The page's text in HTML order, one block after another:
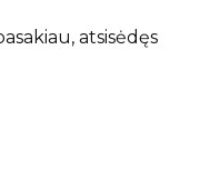
atsisėdęs